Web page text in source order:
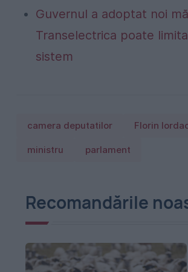
Guvernul a adoptat noi
Transelectrica poate
sistem
camera deputatilor Florin
ministru parlament
Recomandările